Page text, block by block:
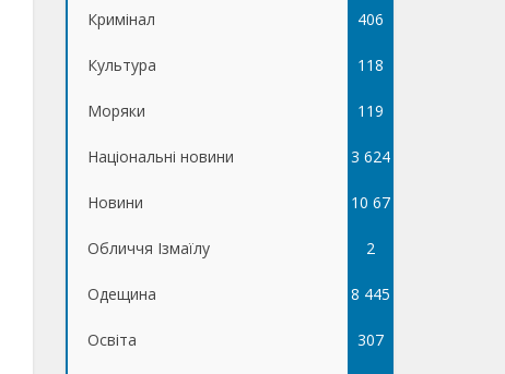
Кримінал 406
Культура 118
Моряки 119
Національні новини 3 624
Новини 10 67
5
Обличчя Ізмаїлу 2
Одещина 8 445
Освіта 307